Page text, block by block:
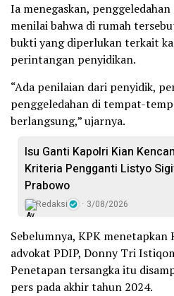
Ia menegaskan,
menilai bahwa di rumah
bukti yang diperlukan terkait
perintangan penyidikan.
“Ada penilaian dari penyidik,
penggeledahan di tempat-
berlangsung,” ujarnya.
Isu Ganti Kapolri Kian
Kriteria Pengganti Listyo
Prabowo
Redaksi 3/08/2026
Sebelumnya, KPK
advokat PDIP, Donny Tri
Penetapan tersangka itu
pers pada akhir tahun 2024.